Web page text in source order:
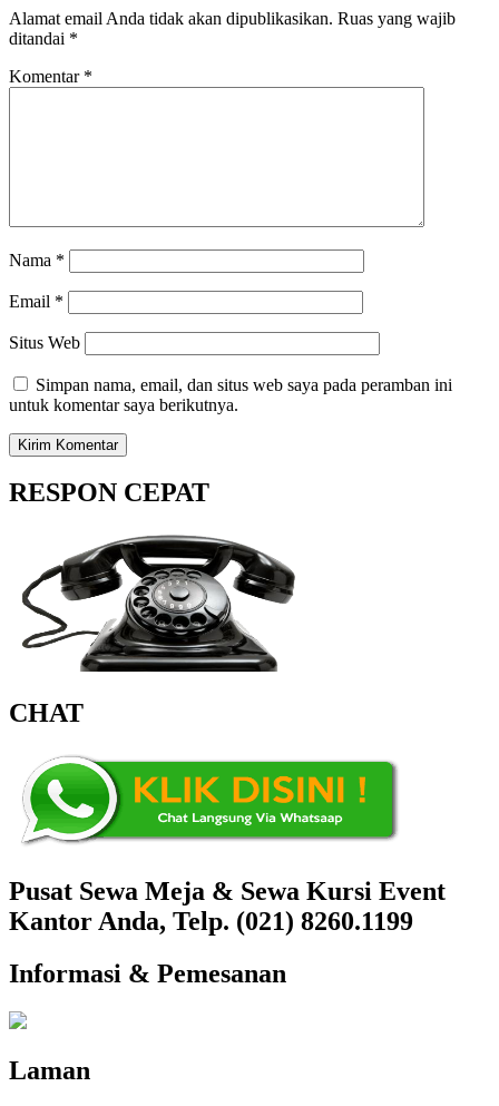
Alamat email Anda tidak akan dipublikasikan. Ruas yang wajib
ditandai *
Komentar *
Nama *
Email *
Situs Web
Simpan nama, email, dan situs web saya pada peramban ini
untuk komentar saya berikutnya.
RESPON CEPAT
CHAT
Pusat Sewa Meja & Sewa Kursi Event
Kantor Anda, Telp. (021) 8260.1199
Informasi & Pemesanan
Laman